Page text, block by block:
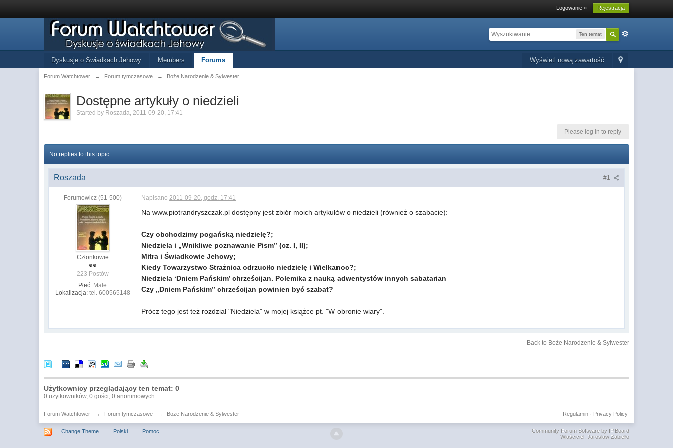
Logowanie » Rejestracja
Ten temat
Wyświetl nową zawartość
Dyskusje o Świadkach Jehowy Members Forums
Forum Watchtower → Forum tymczasowe → Boże Narodzenie & Sylwester
Dostępne artykuły o niedzieli
Started by Roszada,2011-09-20, 17:41
Please log in to reply
No replies to this topic
#1
Roszada
Forumowicz (51-500)
Członkowie
223 Postów
Płeć: Male
Lokalizacja: tel. 600565148
Napisano2011-09-20, godz. 17:41
Na www.piotrandryszczak.pl dostępny jest zbiór moich artykułów o niedzieli (również o szabacie):
Czy obchodzimy pogańską niedzielę?;
Niedziela i „Wnikliwe poznawanie Pism” (cz. I, II);
Mitra i Świadkowie Jehowy;
Kiedy Towarzystwo Strażnica odrzuciło niedzielę i Wielkanoc?;
Niedziela ‘Dniem Pańskim’ chrześcijan. Polemika z nauką adwentystów innych sabatarian
Czy „Dniem Pańskim” chrześcijan powinien być szabat?
Prócz tego jest też rozdział "Niedziela" w mojej książce pt. "W obronie wiary".
Back to Boże Narodzenie & Sylwester
Użytkownicy przeglądający ten temat: 0
0 użytkowników, 0 gości, 0 anonimowych
Forum Watchtower → Forum tymczasowe → Boże Narodzenie & Sylwester Privacy Policy
Regulamin·
Change Theme Polski Pomoc
Community Forum Software by IP.Board
Właściciel: Jarosław Zabiełło